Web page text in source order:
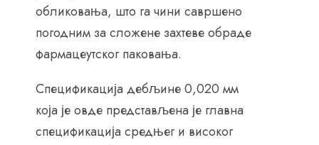
обликовања, што га чини савршено
погодним за сложене захтеве обраде
фармацеутског паковања.
Спецификација дебљине 0,020 мм
која је овде представљена је главна
спецификација средњег и високог